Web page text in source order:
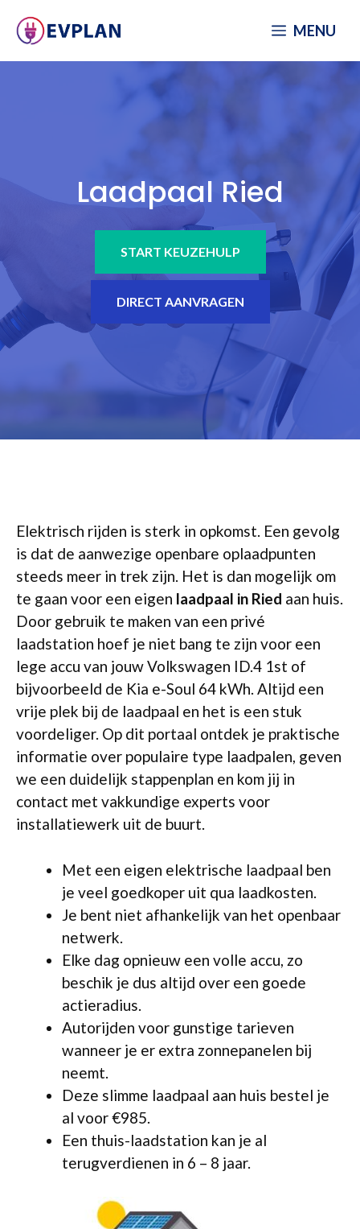
naar
MENU
Laadpaal Ried
START KEUZEHULP
DIRECT AANVRAGEN
Elektrisch rijden is sterk in opkomst. Een gevolg
is dat de aanwezige openbare oplaadpunten
steeds meer in trek zijn. Het is dan mogelijk om
te gaan voor een eigen laadpaal in Ried aan huis.
Door gebruik te maken van een privé
laadstation hoef je niet bang te zijn voor een
lege accu van jouw Volkswagen ID.4 1st of
bijvoorbeeld de Kia e-Soul 64 kWh. Altijd een
vrije plek bij de laadpaal en het is een stuk
voordeliger. Op dit portaal ontdek je praktische
informatie over populaire type laadpalen, geven
we een duidelijk stappenplan en kom jij in
contact met vakkundige experts voor
installatiewerk uit de buurt.
Met een eigen elektrische laadpaal ben
je veel goedkoper uit qua laadkosten.
Je bent niet afhankelijk van het openbaar
netwerk.
Elke dag opnieuw een volle accu, zo
beschik je dus altijd over een goede
actieradius.
Autorijden voor gunstige tarieven
wanneer je er extra zonnepanelen bij
neemt.
Deze slimme laadpaal aan huis bestel je
al voor €985.
Een thuis-laadstation kan je al
terugverdienen in 6 – 8 jaar.